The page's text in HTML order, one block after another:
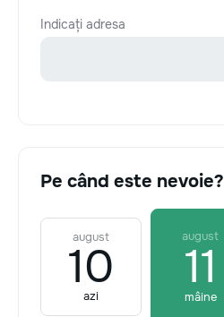
Indicați adresa
Pe când este nevoie?
august
10
azi
august
11
mâine